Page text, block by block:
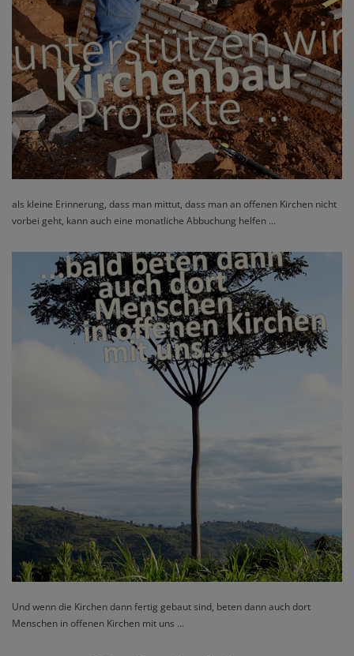
als kleine Erinnerung, dass man mittut, dass man an offenen Kirchen nicht
vorbei geht, kann auch eine monatliche Abbuchung helfen ...
Und wenn die Kirchen dann fertig gebaut sind, beten dann auch dort
Menschen in offenen Kirchen mit uns ...